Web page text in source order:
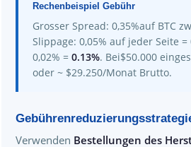
Rechenbeispiel Gebühr
Grosser Spread: 0,35%auf BTC
Slippage: 0,05% auf jeder Seite
0,02% = 0.13%. Bei$50.000
oder ~ $29.250/Monat Brutto.
Verwenden Bestellungen des